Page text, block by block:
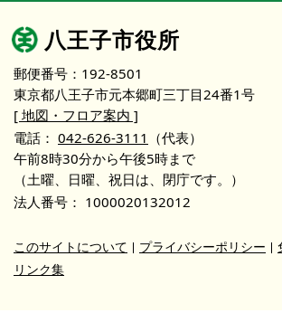
八王子市役所
郵便番号：192-8501
東京都八王子市元本郷町三丁目24番1号
[ 地図・フロア案内 ]
電話： 042-626-3111 （代表）
午前8時30分から午後5時まで
（土曜、日曜、祝日は、閉庁です。）
法人番号： 1000020132012
このサイトについて プライバシーポリシー
リンク集